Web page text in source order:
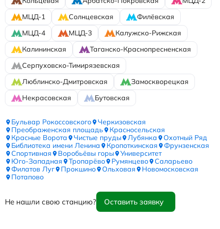
МЦД-1
Солнцевская
Филёвская
МЦД-4
МЦД-3
Калужско-Рижская
Калининская
Таганско-Краснопресненская
Серпуховско-Тимирязевская
Люблинско-Дмитровская
Замоскворецкая
Некрасовская
Бутовская
Бульвар Рокоссовского
Черкизовская
Преображенская площадь
Красносельская
Красные Ворота
Чистые пруды Лубянка
Охотный Ряд
Библиотека имени Ленина
Кропоткинская
Фрунзенская
Спортивная
Воробьёвы горы
Университет
Юго-Западная
Тропарёво Румянцево
Саларьево
Филатов Луг
Прокшино Ольховая
Новомосковская
Потапово
Не нашли свою станцию? Оставить заявку